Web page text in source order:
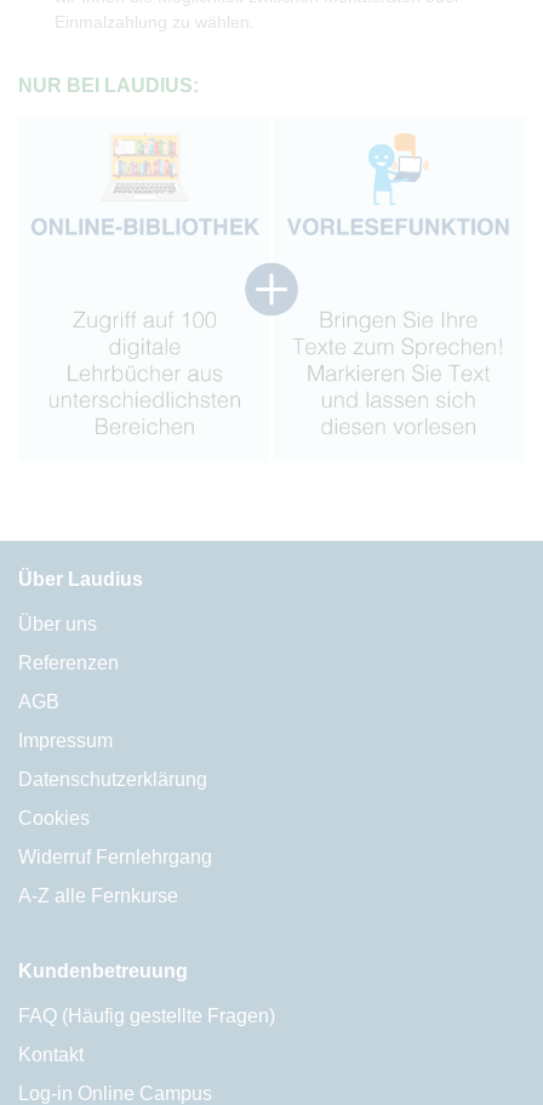
Einmalzahlung zu wählen.
NUR BEI LAUDIUS:
Über Laudius
Über uns
Referenzen
AGB
Impressum
Datenschutzerklärung
Cookies
Widerruf Fernlehrgang
A-Z alle Fernkurse
Kundenbetreuung
FAQ (Häufig gestellte Fragen)
Kontakt
Log-in Online Campus